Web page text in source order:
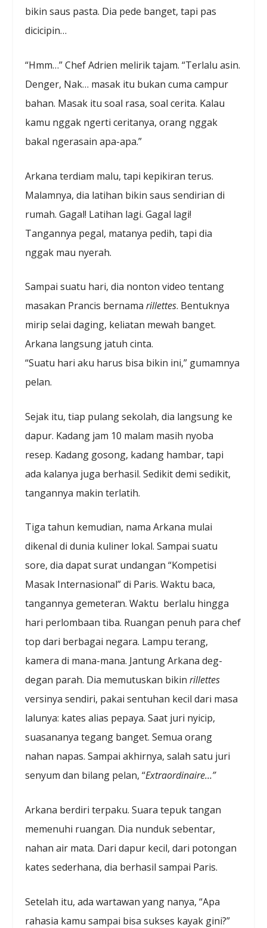
bikin saus pasta. Dia pede banget, tapi pas
dicicipin…
“Hmm…” Chef Adrien melirik tajam. “Terlalu asin.
Denger, Nak… masak itu bukan cuma campur
bahan. Masak itu soal rasa, soal cerita. Kalau
kamu nggak ngerti ceritanya, orang nggak
bakal ngerasain apa-apa.”
Arkana terdiam malu, tapi kepikiran terus.
Malamnya, dia latihan bikin saus sendirian di
rumah. Gagal! Latihan lagi. Gagal lagi!
Tangannya pegal, matanya pedih, tapi dia
nggak mau nyerah.
Sampai suatu hari, dia nonton video tentang
masakan Prancis bernamarillettes. Bentuknya
mirip selai daging, keliatan mewah banget.
Arkana langsung jatuh cinta.
“Suatu hari aku harus bisa bikin ini,” gumamnya
pelan.
Sejak itu, tiap pulang sekolah, dia langsung ke
dapur. Kadang jam 10 malam masih nyoba
resep. Kadang gosong, kadang hambar, tapi
ada kalanya juga berhasil. Sedikit demi sedikit,
tangannya makin terlatih.
Tiga tahun kemudian, nama Arkana mulai
dikenal di dunia kuliner lokal. Sampai suatu
sore, dia dapat surat undangan “Kompetisi
Masak Internasional” di Paris. Waktu baca,
tangannya gemeteran. Waktu berlalu hingga
hari perlombaan tiba. Ruangan penuh para chef
top dari berbagai negara. Lampu terang,
kamera di mana-mana. Jantung Arkana deg-
degan parah. Dia memutuskan bikinrillettes
versinya sendiri, pakai sentuhan kecil dari masa
lalunya: kates alias pepaya. Saat juri nyicip,
suasananya tegang banget. Semua orang
nahan napas. Sampai akhirnya, salah satu juri
senyum dan bilang pelan, “Extraordinaire…”
Arkana berdiri terpaku. Suara tepuk tangan
memenuhi ruangan. Dia nunduk sebentar,
nahan air mata. Dari dapur kecil, dari potongan
kates sederhana, dia berhasil sampai Paris.
Setelah itu, ada wartawan yang nanya, “Apa
rahasia kamu sampai bisa sukses kayak gini?”